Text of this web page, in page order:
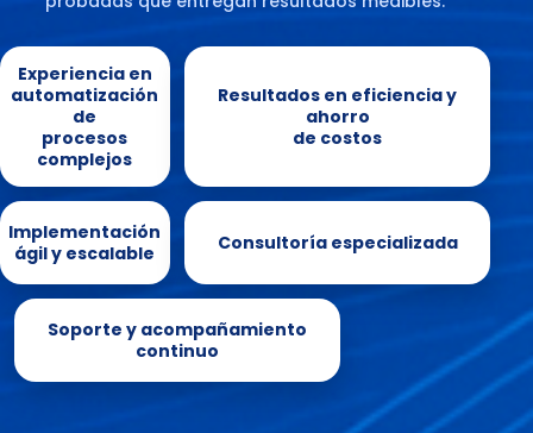
Experiencia en
automatización
de
procesos
complejos
Resultados en eficiencia y
ahorro
de costos
Implementación
ágil y escalable
Consultoría especializada
Soporte y acompañamiento
continuo